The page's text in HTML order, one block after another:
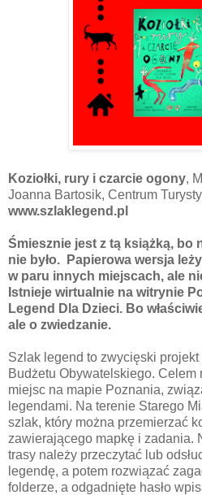
Koziołki, rury i czarcie ogony,
Joanna Bartosik, Centrum
www.szlaklegend.pl
Śmiesznie jest z tą książką, bo
nie było. Papierowa wersja
w paru innych miejscach, ale
Istnieje wirtualnie na witrynie
Legend Dla Dzieci. Bo
ale o zwiedzanie.
Szlak legend to zwycięski projekt
Budżetu Obywatelskiego. Celem
miejsc na mapie Poznania,
legendami. Na terenie Starego
szlak, który można przemierzać
zawierającego mapkę i zadania.
trasy należy przeczytać lub
legendę, a potem rozwiązać
folderze, a odgadnięte hasło